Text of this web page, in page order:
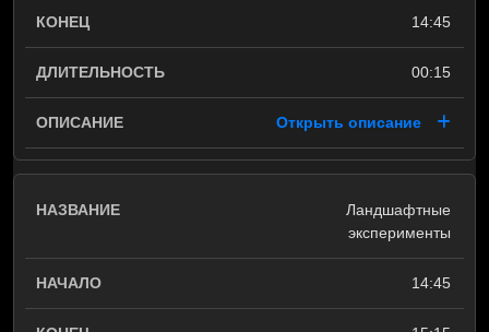
14:45
00:15
Открыть описание
Ландшафтные
эксперименты
14:45